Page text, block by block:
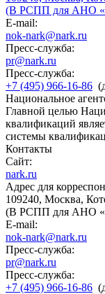
(В РСПП для АНО
E-mail:
nok-nark@nark.ru
Пресс-служба:
pr@nark.ru
Пресс-служба:
+7 (495) 966-16-86
Национальное
Главной целью
квалификаций
системы
Контакты
Сайт:
nark.ru
Адрес для
109240, Москва,
(В РСПП для АНО
E-mail:
nok-nark@nark.ru
Пресс-служба:
pr@nark.ru
Пресс-служба:
+7 (495) 966-16-86